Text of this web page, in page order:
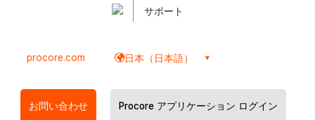
サポート
procore.com 日本（日本語）
お問い合わせ Procore アプリケーション ログイン